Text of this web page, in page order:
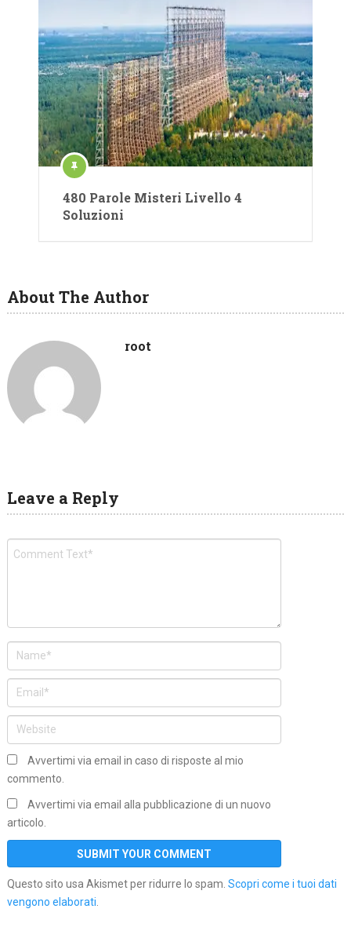
480 Parole Misteri Livello 4
Soluzioni
About The Author
root
Leave a Reply
Avvertimi via email in caso di risposte al mio
commento.
Avvertimi via email alla pubblicazione di un nuovo
articolo.
Questo sito usa Akismet per ridurre lo spam. Scopri come i tuoi dati
vengono elaborati